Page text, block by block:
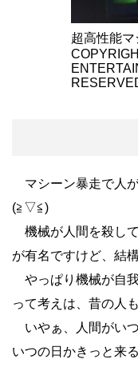
超高性能
マシーン暴走で人
(≧▽≦)
機械が人間を殺し
が有名ですけど、結
やっぱり機械が自
って考えは、昔の人
いやぁ、人間がい
いつの日かきっと来